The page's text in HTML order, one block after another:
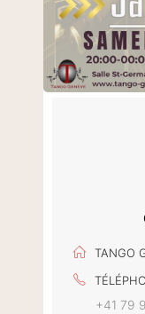
TANGO
+41 79